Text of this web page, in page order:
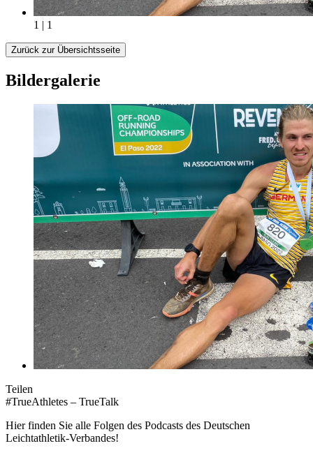
1 | 1
Zurück zur Übersichtsseite
Bildergalerie
Teilen
#TrueAthletes – TrueTalk
Hier finden Sie alle Folgen des Podcasts des Deutschen
Leichtathletik-Verbandes!